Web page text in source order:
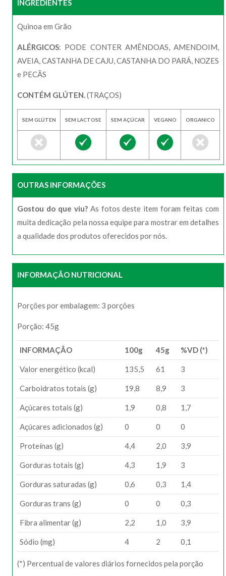
INGREDIENTES
Quinoa em Grão
ALÉRGICOS: PODE CONTER AMÊNDOAS, AMENDOIM,
AVEIA, CASTANHA DE CAJU, CASTANHA DO PARÁ, NOZES
e PECÃS
CONTÉM GLÚTEN. (TRAÇOS)
SEM GLÚTEN SEM LACTOSE SEM AÇÚCAR VEGANO ORGANICO
OUTRAS INFORMAÇÕES
Gostou do que viu?As fotos deste item foram feitas com
muita dedicação pela nossa equipe para mostrar em detalhes
a qualidade dos produtos oferecidos por nós.
INFORMAÇÃO NUTRICIONAL
Porções por embalagem: 3 porções
Porção: 45g
INFORMAÇÃO 100g 45g %VD (*)
Valor energético (kcal) 135,5 61 3
Carboidratos totais (g) 19,8 8,9 3
Açúcares totais (g) 1,9 0,8 1,7
Açúcares adicionados (g) 0 0 0
Proteínas (g) 4,4 2,0 3,9
Gorduras totais (g) 4,3 1,9 3
Gorduras saturadas (g) 0,6 0,3 1,4
Gorduras trans (g) 0 0 0,3
Fibra alimentar (g) 2,2 1,0 3,9
Sódio (mg) 4 2 0,1
(*) Percentual de valores diários fornecidos pela porção